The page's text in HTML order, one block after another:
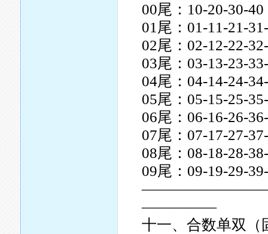
00尾：10-20-30-40
01尾：01-11-21-
02尾：02-12-22-
03尾：03-13-23-
04尾：04-14-24-
05尾：05-15-25-
06尾：06-16-26-
07尾：07-17-27-
08尾：08-18-28-
09尾：09-19-29-
—————
十一、合数单双（